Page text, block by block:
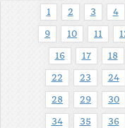
1
2 3 4
9 10 11
16 17 18
22 23 24
28 29 30
34 35 36